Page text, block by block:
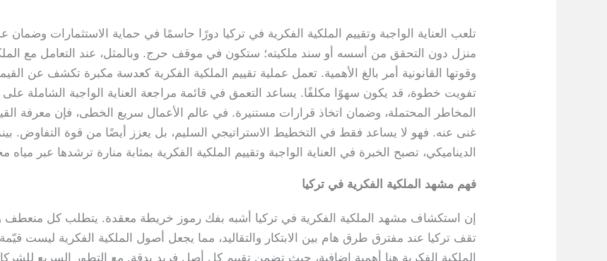
تلعب العناية الواجبة وتقييم الملكية الفكرية في تركيا دورًا حاسمًا في حماية الاستثمارات
منزل دون التحقق من أسسه أو سند ملكيته؛ ستكون في موقف حرج. وبالمثل، عند التعامل مع
وقوتها القانونية أمر بالغ الأهمية. تعمل عملية تقييم الملكية الفكرية كعدسة مكبرة تكشف عن
تفويت خطوة، قد يكون سهوًا مكلفًا. يساعد التعمق في قائمة مراجعة العناية الواجبة الشاملة
المخاطر المحتملة، وضمان اتخاذ قرارات مستنيرة. في عالم الأعمال سريع الخطى، فإن معرفة
غنى عنه. فهو لا يساعد فقط في التخطيط الاستراتيجي السليم، بل يعزز أيضًا من قوة التفاوض.
الديناميكي، تصبح الخبرة في العناية الواجبة وتقييم الملكية الفكرية بمثابة منارة ترشدها عبر مياه
فهم مشهد الملكية الفكرية في تركيا
إن استكشاف مشهد الملكية الفكرية في تركيا أشبه بفك رموز خريطة معقدة. يتطلب كل منعطف
تقف تركيا عند مفترق طرق هام بين الابتكار والتقاليد، مما يجعل أصول الملكية الفكرية ليست
الملكية الفكرية هنا أهمية إضافية، حيث تضمن تقييم كل أصل فريد بدقة. مع التطور السريع